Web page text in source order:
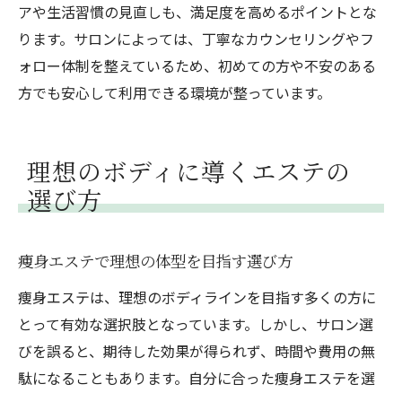
アや生活習慣の見直しも、満足度を高めるポイントとな
ります。サロンによっては、丁寧なカウンセリングやフ
ォロー体制を整えているため、初めての方や不安のある
方でも安心して利用できる環境が整っています。
理想のボディに導くエステの
選び方
痩身エステで理想の体型を目指す選び方
痩身エステは、理想のボディラインを目指す多くの方に
とって有効な選択肢となっています。しかし、サロン選
びを誤ると、期待した効果が得られず、時間や費用の無
駄になることもあります。自分に合った痩身エステを選